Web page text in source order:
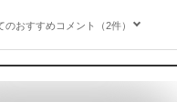
のおすすめコメント（2件）